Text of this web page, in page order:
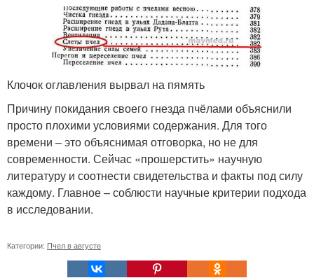
Клочок оглавления вырвал на пямять
Причину покидания своего гнезда пчёлами объяснили
просто плохими условиями содержания. Для того
времени – это объяснимая отговорка, но не для
современности. Сейчас «прошерстить» научную
литературу и соотнести свидетельства и факты под силу
каждому. Главное – соблюсти научные критерии подхода
в исследовании.
Категории: Пчел в августе